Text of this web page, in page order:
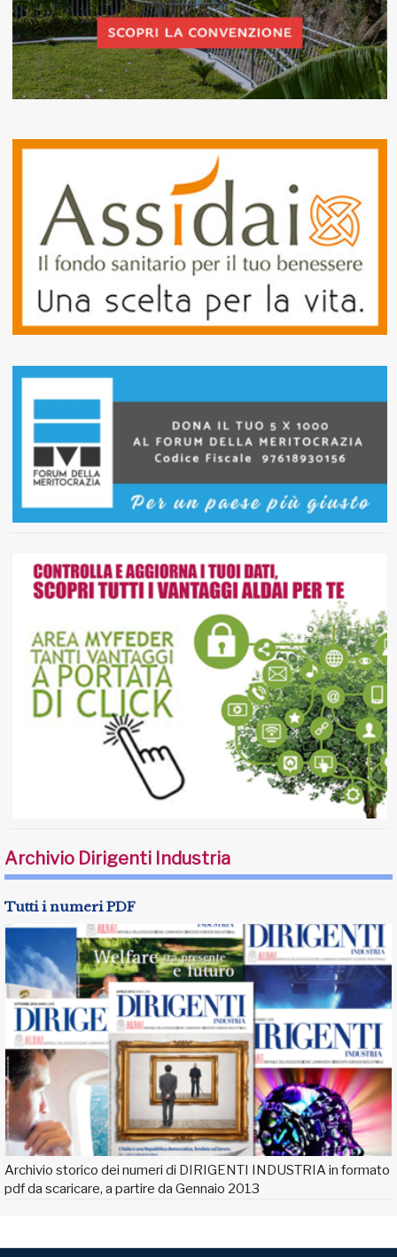
Archivio Dirigenti Industria
Tutti i numeri PDF
Archivio storico dei numeri di DIRIGENTI INDUSTRIA in formato
pdf da scaricare, a partire da Gennaio 2013